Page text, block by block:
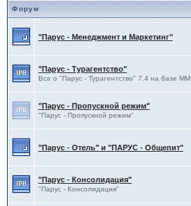
Форум
"Парус - Менеджмент и Маркетинг"
"Парус - Турагентство"
Все о "Парус - Турагентство" 7.4 на базе ММ
"Парус - Пропускной режим"
"Парус - Пропускной режим"
"Парус - Отель" и "ПАРУС - Общепит"
"Парус - Консолидация"
"Парус - Консолидация"